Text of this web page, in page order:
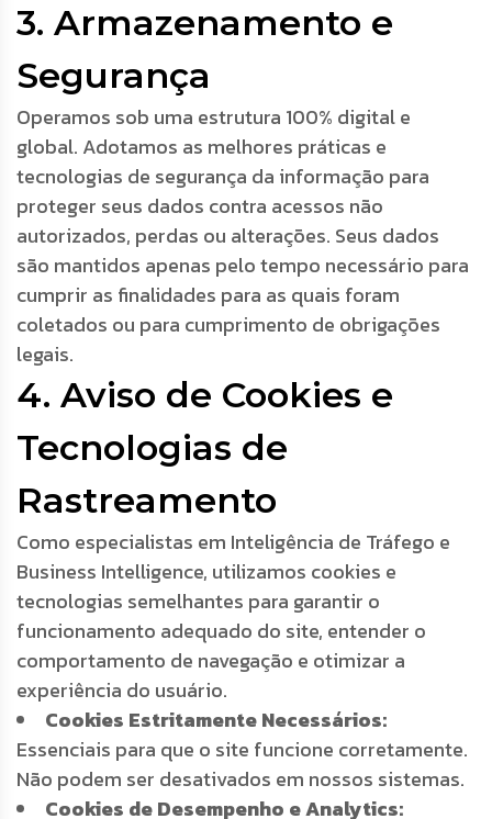
3. Armazenamento e
Segurança
Operamos sob uma estrutura 100% digital e
global. Adotamos as melhores práticas e
tecnologias de segurança da informação para
proteger seus dados contra acessos não
autorizados, perdas ou alterações. Seus dados
são mantidos apenas pelo tempo necessário para
cumprir as finalidades para as quais foram
coletados ou para cumprimento de obrigações
legais.
4. Aviso de Cookies e
Tecnologias de
Rastreamento
Como especialistas em Inteligência de Tráfego e
Business Intelligence, utilizamos cookies e
tecnologias semelhantes para garantir o
funcionamento adequado do site, entender o
comportamento de navegação e otimizar a
experiência do usuário.
Cookies Estritamente Necessários:
Essenciais para que o site funcione corretamente.
Não podem ser desativados em nossos sistemas.
Cookies de Desempenho e Analytics: